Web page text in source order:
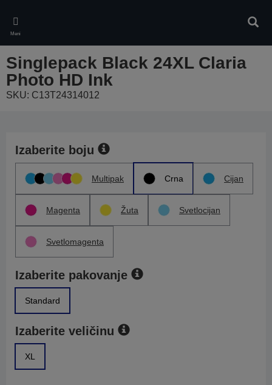
main
content
Meni
Singlepack Black 24XL Claria
Photo HD Ink
SKU: C13T24314012
Izaberite boju
Multipak Crna Cijan
Magenta Žuta Svetlocijan
Svetlomagenta
Izaberite pakovanje
Standard
Izaberite veličinu
XL